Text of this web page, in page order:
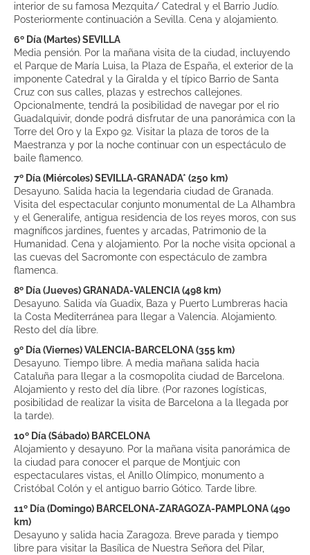
interior de su famosa Mezquita/ Catedral y el Barrio Judío.
Posteriormente continuación a Sevilla. Cena y alojamiento.
6º Día (Martes) SEVILLA
Media pensión. Por la mañana visita de la ciudad, incluyendo
el Parque de María Luisa, la Plaza de España, el exterior de la
imponente Catedral y la Giralda y el típico Barrio de Santa
Cruz con sus calles, plazas y estrechos callejones.
Opcionalmente, tendrá la posibilidad de navegar por el rio
Guadalquivir, donde podrá disfrutar de una panorámica con la
Torre del Oro y la Expo 92. Visitar la plaza de toros de la
Maestranza y por la noche continuar con un espectáculo de
baile flamenco.
7º Día (Miércoles) SEVILLA-GRANADA* (250 km)
Desayuno. Salida hacia la legendaria ciudad de Granada.
Visita del espectacular conjunto monumental de La Alhambra
y el Generalife, antigua residencia de los reyes moros, con sus
magníficos jardines, fuentes y arcadas, Patrimonio de la
Humanidad. Cena y alojamiento. Por la noche visita opcional a
las cuevas del Sacromonte con espectáculo de zambra
flamenca.
8º Día (Jueves) GRANADA-VALENCIA (498 km)
Desayuno. Salida vía Guadix, Baza y Puerto Lumbreras hacia
la Costa Mediterránea para llegar a Valencia. Alojamiento.
Resto del día libre.
9º Día (Viernes) VALENCIA-BARCELONA (355 km)
Desayuno. Tiempo libre. A media mañana salida hacia
Cataluña para llegar a la cosmopolita ciudad de Barcelona.
Alojamiento y resto del día libre. (Por razones logísticas,
posibilidad de realizar la visita de Barcelona a la llegada por
la tarde).
10º Día (Sábado) BARCELONA
Alojamiento y desayuno. Por la mañana visita panorámica de
la ciudad para conocer el parque de Montjuic con
espectaculares vistas, el Anillo Olímpico, monumento a
Cristóbal Colón y el antiguo barrio Gótico. Tarde libre.
11º Día (Domingo) BARCELONA-ZARAGOZA-PAMPLONA (490
km)
Desayuno y salida hacia Zaragoza. Breve parada y tiempo
libre para visitar la Basílica de Nuestra Señora del Pilar,